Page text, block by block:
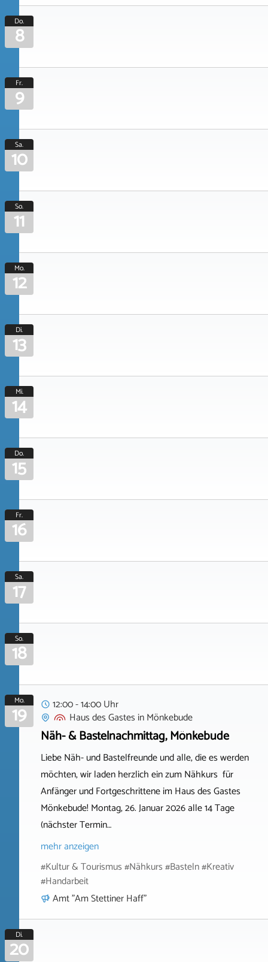
Do.
8
Fr.
9
Sa.
10
So.
11
Mo.
12
Di.
13
Mi.
14
Do.
15
Fr.
16
Sa.
17
So.
18
Mo.
19
12:00 - 14:00 Uhr
Haus des Gastes inMönkebude
Näh- & Bastelnachmittag, Mönkebude
Liebe Näh- und Bastelfreunde und alle, die es werden
möchten, wir laden herzlich ein zum Nähkurs für
Anfänger und Fortgeschrittene im Haus des Gastes
Mönkebude! Montag, 26. Januar 2026 alle 14 Tage
(nächster Termin…
mehr anzeigen
#Kultur & Tourismus #Nähkurs #Basteln #Kreativ
#Handarbeit
Amt "Am Stettiner Haff"
Di.
20